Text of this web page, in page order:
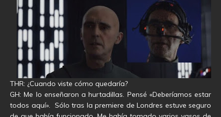
THR: ¿Cuando viste cómo quedaría?
GH: Me lo enseñaron a hurtadillas. Pensé «Deberíamos estar
todos aquí». Sólo tras la premiere de Londres estuve seguro